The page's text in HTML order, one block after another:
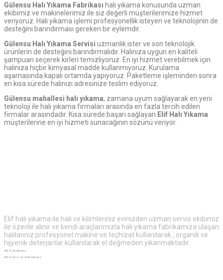
Gülensu Halı Yıkama Fabrikası halı yıkama konusunda uzman
ekibimiz ve makinelerimiz ile siz değerli müşterilerimize hizmet
veriyoruz. Halı yıkama işlemi profesyonellik isteyen ve teknolojinin de
desteğini barındırması gereken bir eylemdir.
Gülensu Halı Yıkama Servisi uzmanlık ister ve son teknolojik
ürünlerin de desteğini barındırmalıdır. Halınıza uygun en kaliteli
şampuan seçerek kirleri temizliyoruz. En iyi hizmet verebilmek için
halınıza hiçbir kimyasal madde kullanmıyoruz. Kurulama
aşamasında kapalı ortamda yapıyoruz. Paketleme işleminden sonra
en kısa sürede halınızı adresinize teslim ediyoruz.
Gülensu mahallesi halı yıkama, zamana uyum sağlayarak en yeni
teknoloji ile halı yıkama firmaları arasında en fazla tercih edilen
firmalar arasındadır. Kısa sürede başarı sağlayan Elif Halı Yıkama
müşterilerine en iyi hizmeti sunacağının sözünü veriyor.
Elif halı yıkama ile halı ve kilimleriniz evinizden uzman servis ekibimiz
ile özenle alınır ve kendi araçlarımızla halı yıkama fabrikamıza ulaşan
halılarınız profesyonel makine ve teçhizat kullanılarak , organik ve
hijyenik deterjanlar kullanılarak el değmeden yıkanmaktadır.
Elif Halı Yıkama
Elif Halı ve Koltuk Yıkama